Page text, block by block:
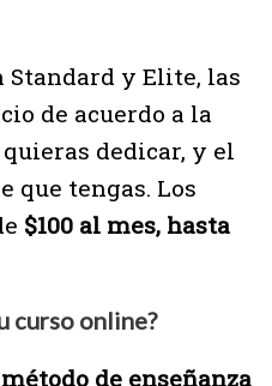
Standard y Elite, las
de acuerdo a la
dedicar, y el
que tengas. Los
$100 al mes, hasta
curso online?
método de enseñanza